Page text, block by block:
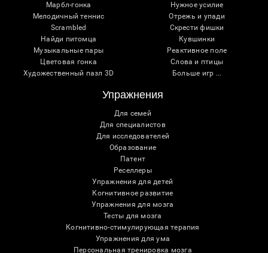
Марбл-гонка
Мелодичный теннис
Scrambled
Найди питомца
Музыкальные пары
Цветовая гонка
Художественный пазл 3D
Нужное усилие
Отрежь и упади
Скрести фишки
Кувшинки
Реактивное поле
Слова и птицы
Больше игр ...
Упражнения
Для семей
Для специалистов
Для исследователей
Образование
Патент
Реселлеры
Упражнения для детей
Когнитивное развитие
Упражнения для мозга
Тесты для мозга
Когнитивно-стимулирующая терапия
Упражнения для ума
Персональная тренировка мозга